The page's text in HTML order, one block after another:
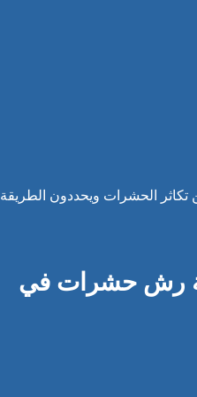
تكاثر الحشرات ويحددون الطريقة
رش حشرات في